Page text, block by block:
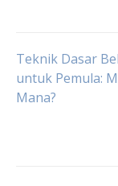
Post
Teknik Dasar
untuk Pemula:
Mana?